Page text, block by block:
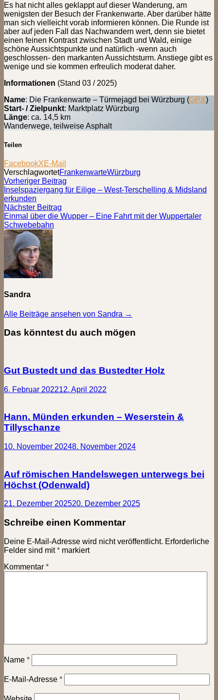
Es hat nicht alles geklappt auf dieser Wanderung, am
wenigsten der Besuch der Frankenwarte. Aber darüber hätte
man sich vielleicht vorab informieren können. Die Runde ist
aber auf jeden Fall das Nachwandern wert, denn sie bietet
einen feinen Kontrast zwischen Stadt und Wald, einige
schöne Aussichtspunkte und natürlich -wenn auch
geschlossen- den markanten Aussichtsturm. Anstiege gibt es
wenige und sie kommen erfreulich moderat daher.
Informationen (Stand 03 / 2025)
Name: Die Frankenwarte – Türmejagd bei Würzburg (GPX)
Start- / Zielpunkt: Marktplatz Würzburg
Länge: ca. 14,5 km
Wanderwege, teilweise Asphalt
Teilen
FacebookXE-Mail
VerschlagwortetFrankenwarteWürzburg
Beitragsnavigation
Vorheriger Beitrag
Beitrag:
Inselspaziergang für Eilige – West-Terschelling & Midsland
erkunden
Nächster Beitrag
Beitrag:
Einmal über die Wupper – Eine Fahrt mit der Wuppertaler
Schwebebahn
Sandra
Alle Beiträge ansehen von Sandra →
Das könntest du auch mögen
Gut Bustedt und das Bustedter Holz
6. Februar 202212. April 2022
Hann. Münden erkunden – Weserstein &
Tillyschanze
10. November 20248. November 2024
Auf römischen Handelswegen unterwegs bei
Höchst (Odenwald)
21. Dezember 202520. Dezember 2025
Schreibe einen Kommentar
Deine E-Mail-Adresse wird nicht veröffentlicht. Erforderliche
Felder sind mit* markiert
Kommentar *
Name *
E-Mail-Adresse *